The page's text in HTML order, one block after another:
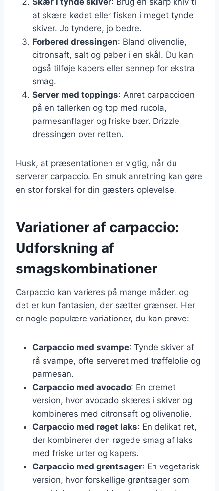
at skære kødet eller fisken i meget tynde
skiver. Jo tyndere, jo bedre.
Forbered dressingen: Bland olivenolie,
citronsaft, salt og peber i en skål. Du kan
også tilføje kapers eller sennep for ekstra
smag.
Server med toppings: Anret carpaccioen
på en tallerken og top med rucola,
parmesanflager og friske bær. Drizzle
dressingen over retten.
Husk, at præsentationen er vigtig, når du
serverer carpaccio. En smuk anretning kan gøre
en stor forskel for din gæsters oplevelse.
Variationer af carpaccio:
Udforskning af
smagskombinationer
Carpaccio kan varieres på mange måder, og
det er kun fantasien, der sætter grænser. Her
er nogle populære variationer, du kan prøve:
Carpaccio med svampe: Tynde skiver af
rå svampe, ofte serveret med trøffelolie og
parmesan.
Carpaccio med avocado: En cremet
version, hvor avocado skæres i skiver og
kombineres med citronsaft og olivenolie.
Carpaccio med røget laks: En delikat ret,
der kombinerer den røgede smag af laks
med friske urter og kapers.
Carpaccio med grøntsager: En vegetarisk
version, hvor forskellige grøntsager som